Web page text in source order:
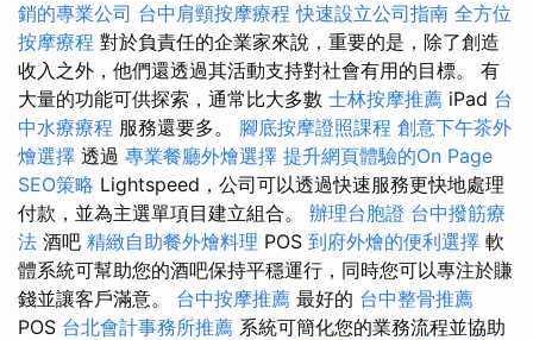
銷的專業公司 台中肩頸按摩療程快速設立公司指南 全方位
按摩療程 對於負責任的企業家來說，重要的是，除了創造
收入之外，他們還透過其活動支持對社會有用的目標。 有
大量的功能可供探索，通常比大多數 士林按摩推薦 iPad 台
中水療療程 服務還要多。 腳底按摩證照課程 創意下午茶外
燴選擇 透過 專業餐廳外燴選擇 提升網頁體驗的On Page
SEO策略 Lightspeed，公司可以透過快速服務更快地處理
付款，並為主選單項目建立組合。 辦理台胞證 台中撥筋療
法 酒吧 精緻自助餐外燴料理 POS 到府外燴的便利選擇 軟
體系統可幫助您的酒吧保持平穩運行，同時您可以專注於賺
錢並讓客戶滿意。 台中按摩推薦 最好的 台中整骨推薦
POS 台北會計事務所推薦 系統可簡化您的業務流程並協助